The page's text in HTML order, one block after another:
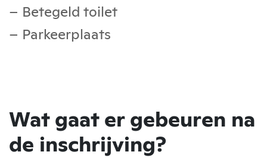
– Betegeld toilet
– Parkeerplaats
Wat gaat er gebeuren na
de inschrijving?